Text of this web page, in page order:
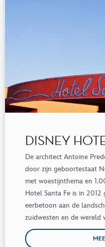
DISNEY
De architect Antoine
door zijn geboortestaat
met woestijnthema en
Hotel Santa Fe is in 2012
eerbetoon aan de
zuidwesten en de wereld